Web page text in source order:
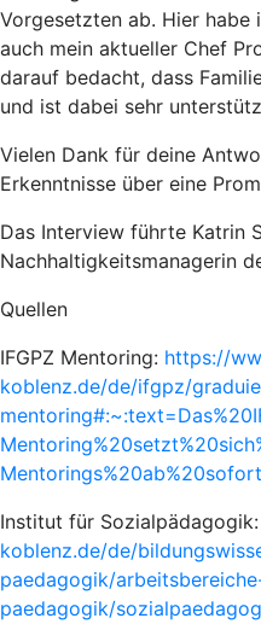
Vorgesetzten ab. Hier habe
auch mein aktueller Chef
darauf bedacht, dass
und ist dabei sehr
Vielen Dank für deine
Erkenntnisse über eine
Das Interview führte Katrin
Nachhaltigkeitsmanagerin
­­­­Quellen
IFGPZ Mentoring: https://
koblenz.de/de/ifgpz/
Institut für Sozialpädagogik:
koblenz.de/de/
paedagogik/
paedagogik/